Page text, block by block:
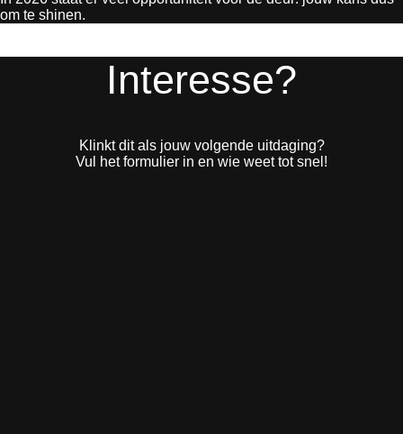
om te shinen.
Interesse?
Klinkt dit als jouw volgende uitdaging?
Vul het formulier in en wie weet tot snel!